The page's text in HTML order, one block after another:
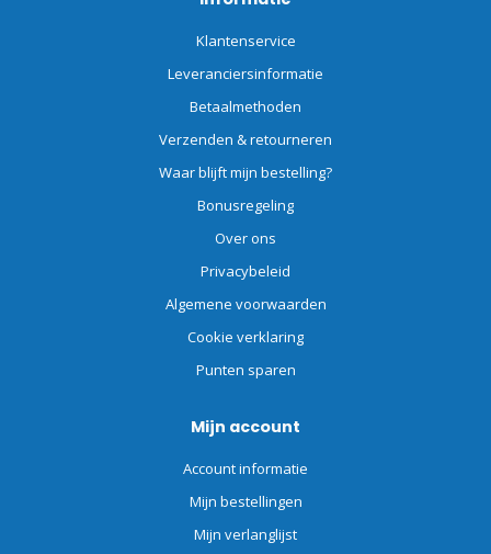
Klantenservice
Leveranciersinformatie
Betaalmethoden
Verzenden & retourneren
Waar blijft mijn bestelling?
Bonusregeling
Over ons
Privacybeleid
Algemene voorwaarden
Cookie verklaring
Punten sparen
Mijn account
Account informatie
Mijn bestellingen
Mijn verlanglijst